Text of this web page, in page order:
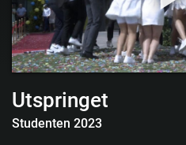
Utspringet
Studenten 2023